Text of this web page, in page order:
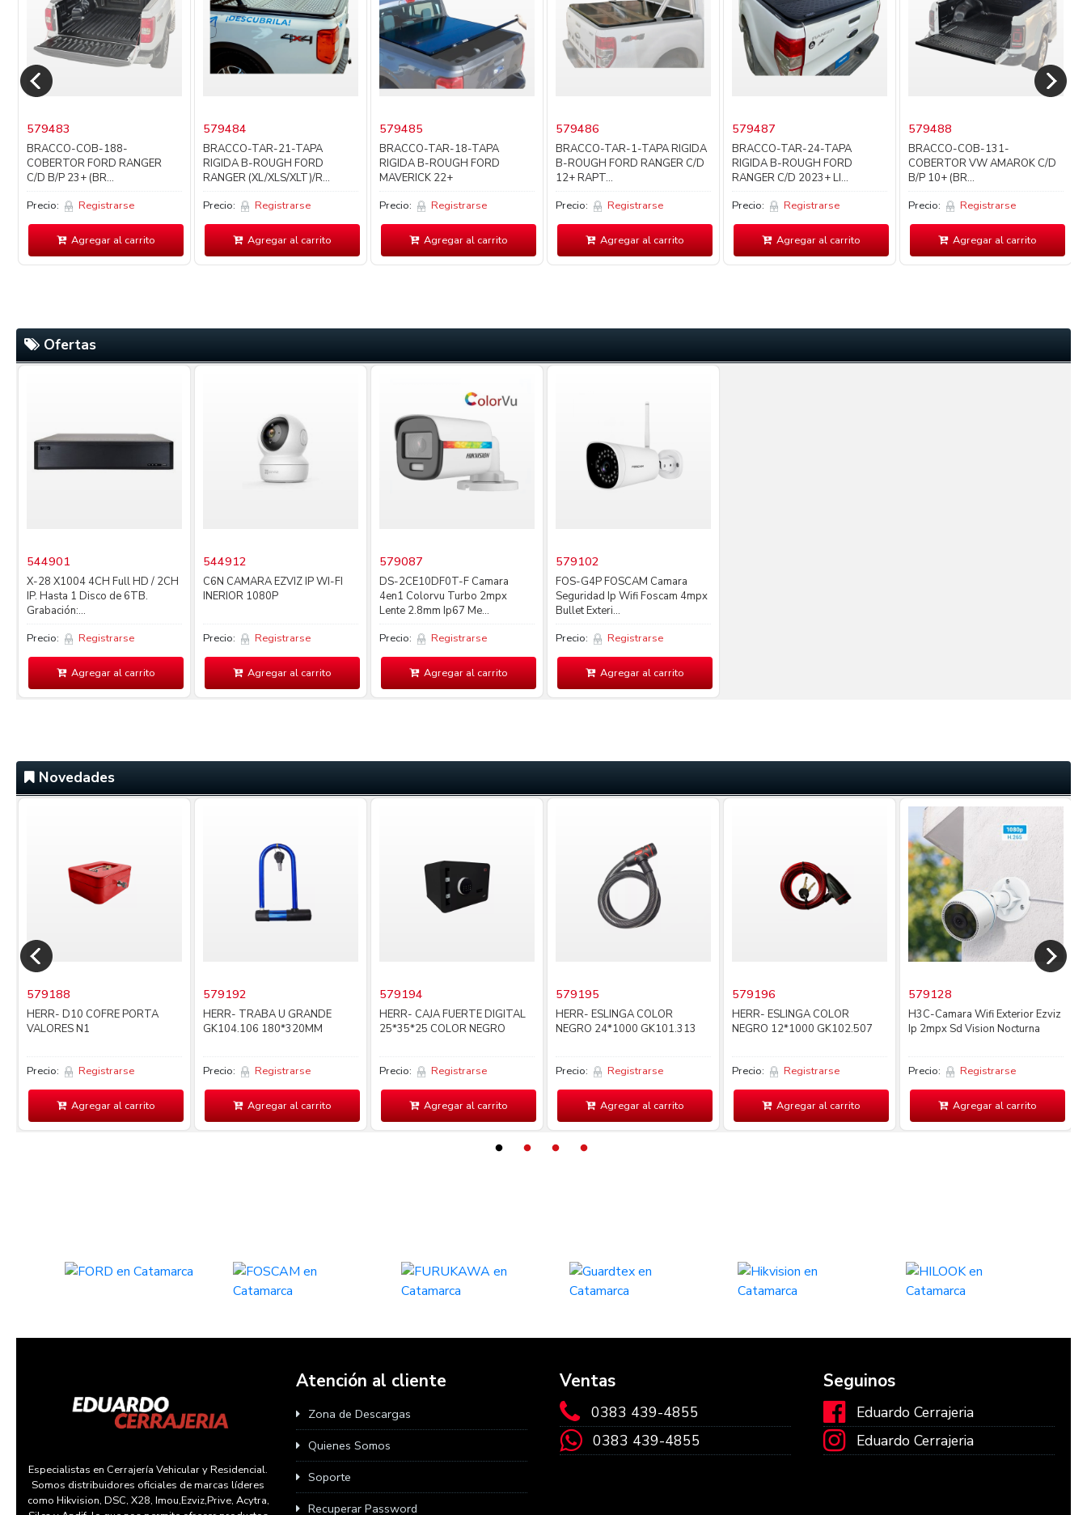
579483
BRACCO-COB-188-
COBERTOR FORD RANGER
C/D B/P 23+ (BR...
Precio:
Registrarse
Agregar al carrito
579484
BRACCO-TAR-21-TAPA
RIGIDA B-ROUGH FORD
RANGER (XL/XLS/XLT)/R...
Precio:
Registrarse
Agregar al carrito
579485
BRACCO-TAR-18-TAPA
RIGIDA B-ROUGH FORD
MAVERICK 22+
Precio:
Registrarse
Agregar al carrito
579486
BRACCO-TAR-1-TAPA RIGIDA
B-ROUGH FORD RANGER C/D
12+ RAPT...
Precio:
Registrarse
Agregar al carrito
579487
BRACCO-TAR-24-TAPA
RIGIDA B-ROUGH FORD
RANGER C/D 2023+ LI...
Precio:
Registrarse
Agregar al carrito
579488
BRACCO-COB-131-
COBERTOR VW AMAROK C/D
B/P 10+ (BR...
Precio:
Registrarse
Agregar al carrito
Ofertas
544901
X-28 X1004 4CH Full HD / 2CH
IP. Hasta 1 Disco de 6TB.
Grabación:...
Precio:
Registrarse
Agregar al carrito
544912
C6N CAMARA EZVIZ IP WI-FI
INERIOR 1080P
Precio: Registrarse
Agregar al carrito
579087
DS-2CE10DF0T-F Camara
4en1 Colorvu Turbo 2mpx
Lente 2.8mm Ip67 Me...
Precio:
Registrarse
Agregar al carrito
579102
FOS-G4P FOSCAM Camara
Seguridad Ip Wifi Foscam 4mpx
Bullet Exteri...
Precio:
Registrarse
Agregar al carrito
Novedades
579188
HERR- D10 COFRE PORTA
VALORES N1
Precio: Registrarse
Agregar al carrito
579192
HERR- TRABA U GRANDE
GK104.106 180*320MM
Precio: Registrarse
Agregar al carrito
579194
HERR- CAJA FUERTE DIGITAL
25*35*25 COLOR NEGRO
Precio: Registrarse
Agregar al carrito
579195
HERR- ESLINGA COLOR
NEGRO 24*1000 GK101.313
Precio: Registrarse
Agregar al carrito
579196
HERR- ESLINGA COLOR
NEGRO 12*1000 GK102.507
Precio: Registrarse
Agregar al carrito
579128
H3C-Camara Wifi Exterior Ezviz
Ip 2mpx Sd Vision Nocturna
Precio: Registrarse
Agregar al carrito
Especialistas en Cerrajería Vehicular y Residencial.
Somos distribuidores oficiales de marcas líderes
como Hikvision, DSC, X28, Imou,Ezviz,Prive, Acytra,
Atención al cliente
Zona de Descargas
Quienes Somos
Soporte
Recuperar Password
Ventas
0383 439-4855
0383 439-4855
Seguinos
Eduardo Cerrajeria
Eduardo Cerrajeria